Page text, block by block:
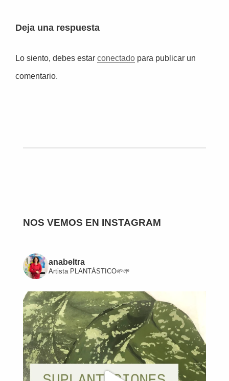
Deja una respuesta
Lo siento, debes estar conectado para publicar un
comentario.
NOS VEMOS EN INSTAGRAM
anabeltra
ArtistaPLANTÁSTICO🌱🌱